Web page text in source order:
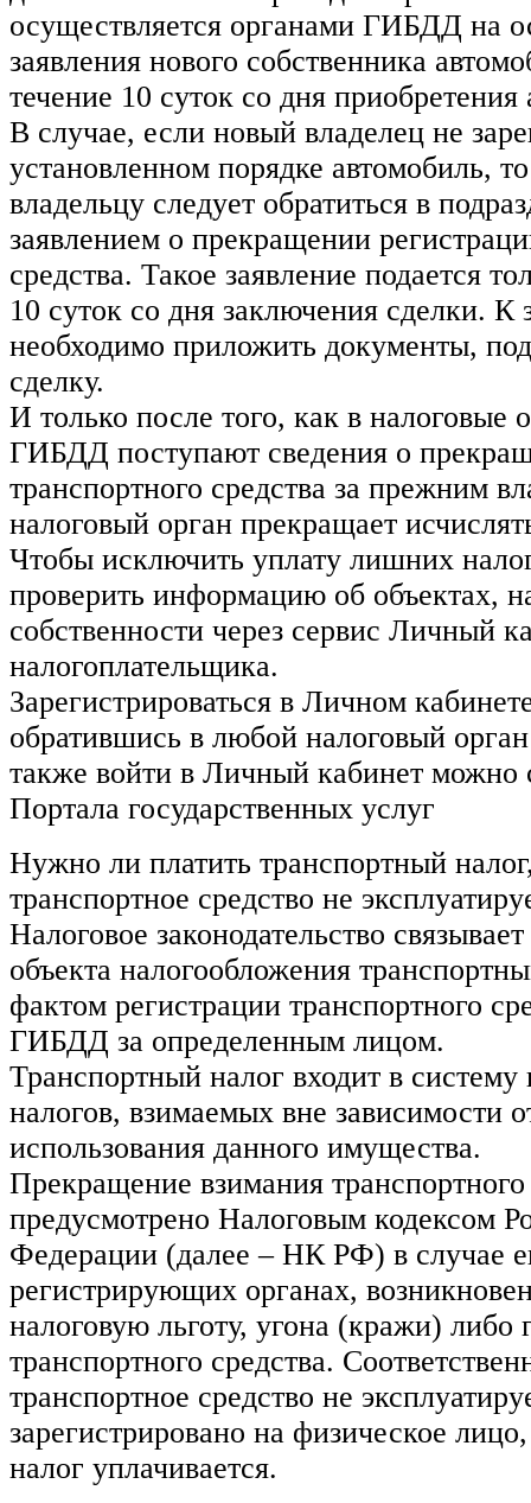
осуществляется органами ГИБДД на
заявления нового собственника
течение 10 суток со дня приобретения
В случае, если новый владелец не
установленном порядке автомобиль,
владельцу следует обратиться в
заявлением о прекращении
средства. Такое заявление подается
10 суток со дня заключения сделки. К
необходимо приложить документы,
сделку.
И только после того, как в налоговые
ГИБДД поступают сведения о
транспортного средства за прежним
налоговый орган прекращает
Чтобы исключить уплату лишних
проверить информацию об объектах,
собственности через сервис Личный
налогоплательщика.
Зарегистрироваться в Личном
обратившись в любой налоговый
также войти в Личный кабинет можно
Портала государственных услуг
Нужно ли платить транспортный
транспортное средство не
Налоговое законодательство
объекта налогообложения
фактом регистрации транспортного
ГИБДД за определенным лицом.
Транспортный налог входит в
налогов, взимаемых вне зависимости
использования данного имущества.
Прекращение взимания транспортного
предусмотрено Налоговым кодексом
Федерации (далее – НК РФ) в случае
регистрирующих органах,
налоговую льготу, угона (кражи) либо
транспортного средства.
транспортное средство не
зарегистрировано на физическое
налог уплачивается.